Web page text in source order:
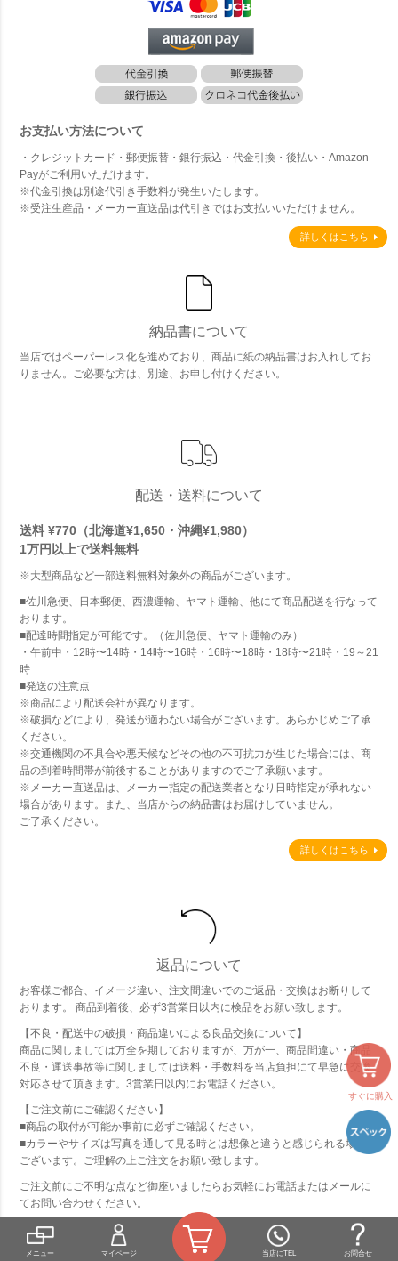
すぐに購入
お支払い方法について
・クレジットカード・郵便振替・銀行振込・代金引換・後払い・Amazon
Payがご利用いただけます。
※代金引換は別途代引き手数料が発生いたします。
※受注生産品・メーカー直送品は代引きではお支払いいただけません。
詳しくはこちら
納品書について
当店ではペーパーレス化を進めており、商品に紙の納品書はお入れしてお
りません。ご必要な方は、別途、お申し付けください。
配送・送料について
送料 ¥770（北海道¥1,650・沖縄¥1,980）
1万円以上で送料無料
※大型商品など一部送料無料対象外の商品がございます。
■佐川急便、日本郵便、西濃運輸、ヤマト運輸、他にて商品配送を行なって
おります。
■配達時間指定が可能です。（佐川急便、ヤマト運輸のみ）
・午前中・12時〜14時・14時〜16時・16時〜18時・18時〜21時・19～21
時
■発送の注意点
※商品により配送会社が異なります。
※破損などにより、発送が適わない場合がございます。あらかじめご了承
ください。
※交通機関の不具合や悪天候などその他の不可抗力が生じた場合には、商
品の到着時間帯が前後することがありますのでご了承願います。
※メーカー直送品は、メーカー指定の配送業者となり日時指定が承れない
場合があります。また、当店からの納品書はお届けしていません。
ご了承ください。
詳しくはこちら
返品について
お客様ご都合、イメージ違い、注文間違いでのご返品・交換はお断りして
おります。 商品到着後、必ず3営業日以内に検品をお願い致します。
【不良・配送中の破損・商品違いによる良品交換について】
商品に関しましては万全を期しておりますが、万が一、商品間違い・商品
不良・運送事故等に関しましては送料・手数料を当店負担にて早急に交換
対応させて頂きます。3営業日以内にお電話ください。
【ご注文前にご確認ください】
■商品の取付が可能か事前に必ずご確認ください。
■カラーやサイズは写真を通して見る時とは想像と違うと感じられる場合も
ございます。ご理解の上ご注文をお願い致します。
ご注文前にご不明な点など御座いましたらお気軽にお電話またはメールに
てお問い合わせください。
詳しくはこちら
メニュー マイページ 当店にTEL お問合せ